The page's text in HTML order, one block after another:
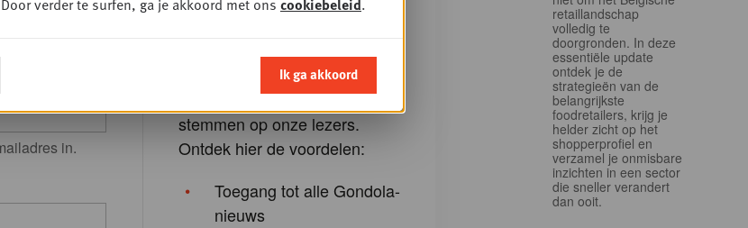
in.
Registreren neemt slechts
enkele minuten in beslag. Dit is
om onze inhoud beter af te
stemmen op onze lezers.
Ontdek hier de voordelen:
Toegang tot alle Gondola-
nieuws
retaillandschap
volledig te
doorgronden. In deze
essentiële update
ontdek je de
strategieën van de
belangrijkste
foodretailers, krijg je
helder zicht op het
shopperprofiel en
verzamel je onmisbare
inzichten in een sector
die sneller verandert
dan ooit.
verder te surfen, ga je akkoord met ons cookiebeleid.
Ik ga akkoord